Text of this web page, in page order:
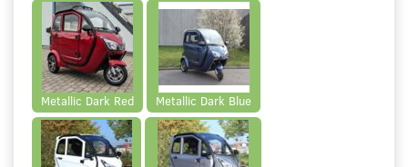
Metallic Dark Red Metallic Dark Blue